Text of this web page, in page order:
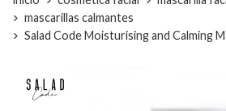
mascarillas calmantes
Salad Code Moisturising and Calming